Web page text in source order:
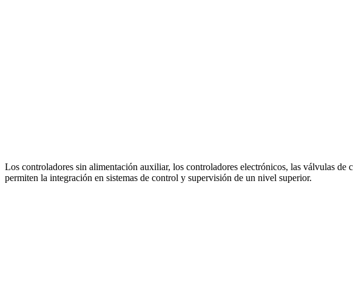
Los controladores sin alimentación auxiliar, los controladores electrónicos, las válvulas
permiten la integración en sistemas de control y supervisión de un nivel superior.